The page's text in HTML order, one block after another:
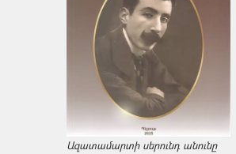
Ազատամարտի սերունդ անունը